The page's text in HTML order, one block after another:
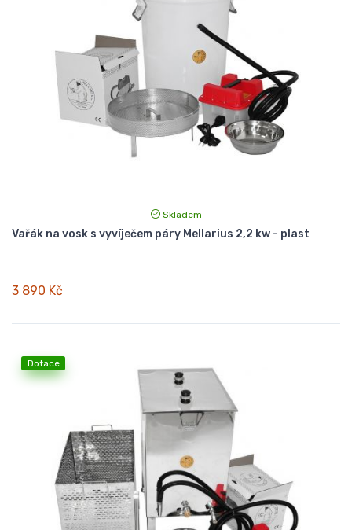
Skladem
Vařák na vosk s vyvíječem páry Mellarius 2,2 kw - plast
3 890 Kč
Dotace